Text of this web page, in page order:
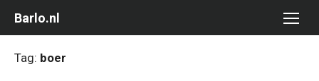
naar
inhoud
Barlo.nl
Tag: boer